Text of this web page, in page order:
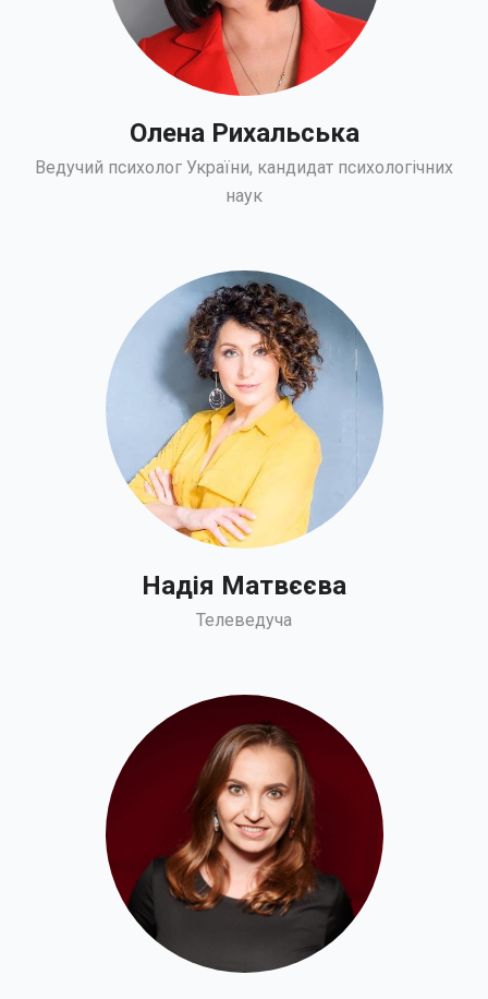
Олена Рихальська
Ведучий психолог України, кандидат психологічних
наук
Надія Матвєєва
Телеведуча